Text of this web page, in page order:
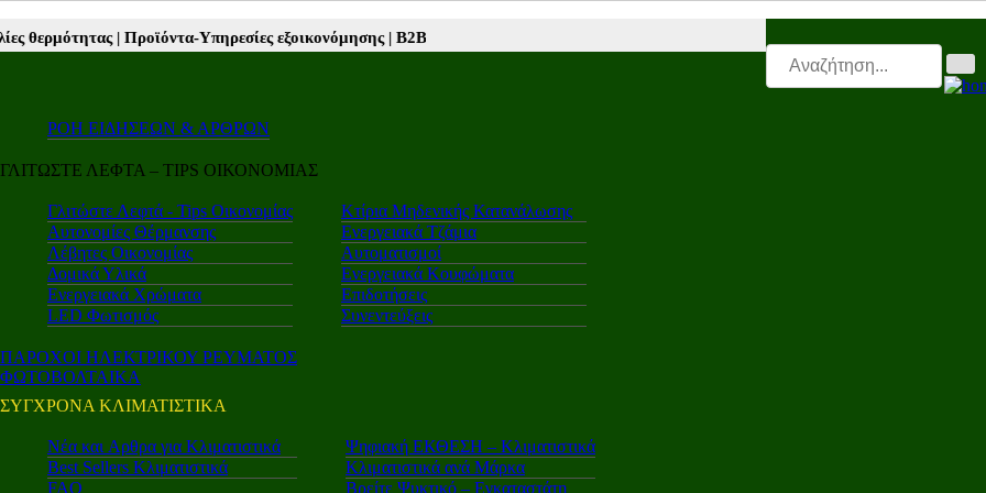
Υπηρεσίες εξοικονόμησης |Β2Β νέα |Autotriti.gr |
ΡΟΗ ΕΙΔΗΣΕΩΝ & ΑΡΘΡΩΝ
ΓΛΙΤΩΣΤΕ ΛΕΦΤΑ – TIPS ΟΙΚΟΝΟΜΙΑΣ
Γλιτώστε Λεφτά - Tips Οικονομίας
Αυτονομίες Θέρμανσης
Λέβητες Οικονομίας
Δομικά Υλικά
Ενεργειακά Χρώματα
LED Φωτισμός
Κτίρια Μηδενικής Κατανάλωσης
Ενεργειακά Τζάμια
Αυτοματισμοί
Ενεργειακά Κουφώματα
Επιδοτήσεις
Συνεντεύξεις
ΠΑΡΟΧΟΙ ΗΛΕΚΤΡΙΚΟΥ ΡΕΥΜΑΤΟΣ
ΦΩΤΟΒΟΛΤΑΙΚΑ
ΣΥΓΧΡΟΝΑ ΚΛΙΜΑΤΙΣΤΙΚΑ
Νέα και Aρθρα για Κλιματιστικά
Best Sellers Κλιματιστικά
FAQ
Ψηφιακή ΕΚΘΕΣΗ – Κλιματιστικά
Κλιματιστικά ανά Μάρκα
Βρείτε Ψυκτικό – Εγκαταστάτη